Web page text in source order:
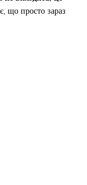
що просто зараз